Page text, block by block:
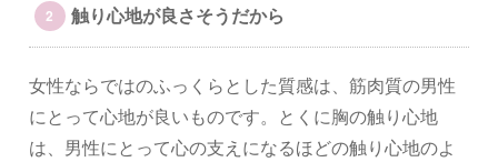
触り心地が良さそうだから
女性ならではのふっくらとした質感は、筋肉質の男性
にとって心地が良いものです。とくに胸の触り心地
は、男性にとって心の支えになるほどの触り心地のよ